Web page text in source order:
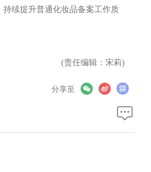
续提升普通化妆品备案工作质
(责任编辑：宋莉)
分享至